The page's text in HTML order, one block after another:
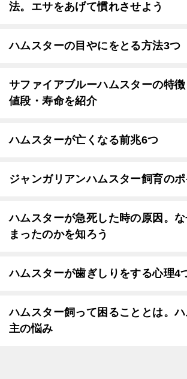
法。エサをあげて慣れさせよう
ハムスターの目やにをとる方法3つ
サファイアブルーハムスターの特徴
値段・寿命を紹介
ハムスターが亡くなる前兆6つ
ジャンガリアンハムスター飼育の
ハムスターが急死した時の原因。
まったのかを知ろう
ハムスターが歯ぎしりをする心理4
ハムスター飼って困ることとは。
主の悩み